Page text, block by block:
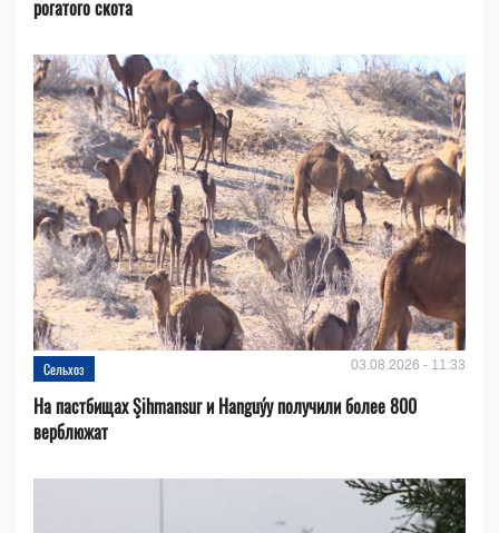
рогатого скота
Сельхоз 03.08.2026 - 11:33
На пастбищах Şihmansur и Hanguýy получили более 800
верблюжат